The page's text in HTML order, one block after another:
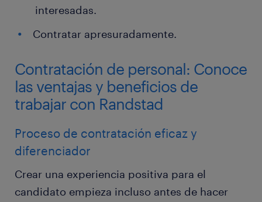
interesadas.
Contratar apresuradamente.
Contratación de personal: Conoce
las ventajas y beneficios de
trabajar con Randstad
Proceso de contratación eficaz y
diferenciador
Crear una experiencia positiva para el
candidato empieza incluso antes de hacer